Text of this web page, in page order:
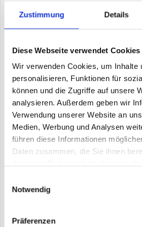
Zustimmung Details
Diese Webseite verwendet Cookies
Wir verwenden Cookies, um Inhalte
personalisieren, Funktionen für
können und die Zugriffe auf unsere
analysieren. Außerdem geben wir
Verwendung unserer Website an
Medien, Werbung und Analysen
führen diese Informationen
Daten zusammen, die Sie ihnen
Notwendig
Präferenzen
HP JG304B
Die HPE 3600 SI Switches bieten
und Zuverlässigkeit für die
Unternehmensnetzwerks. Diese
Ethernet-Switch-Serie bietet
statisches und...
Inhalt1